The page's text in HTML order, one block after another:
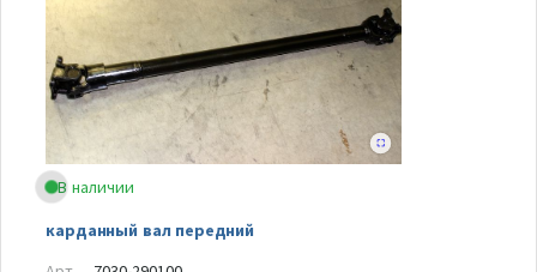
В наличии
карданный вал передний